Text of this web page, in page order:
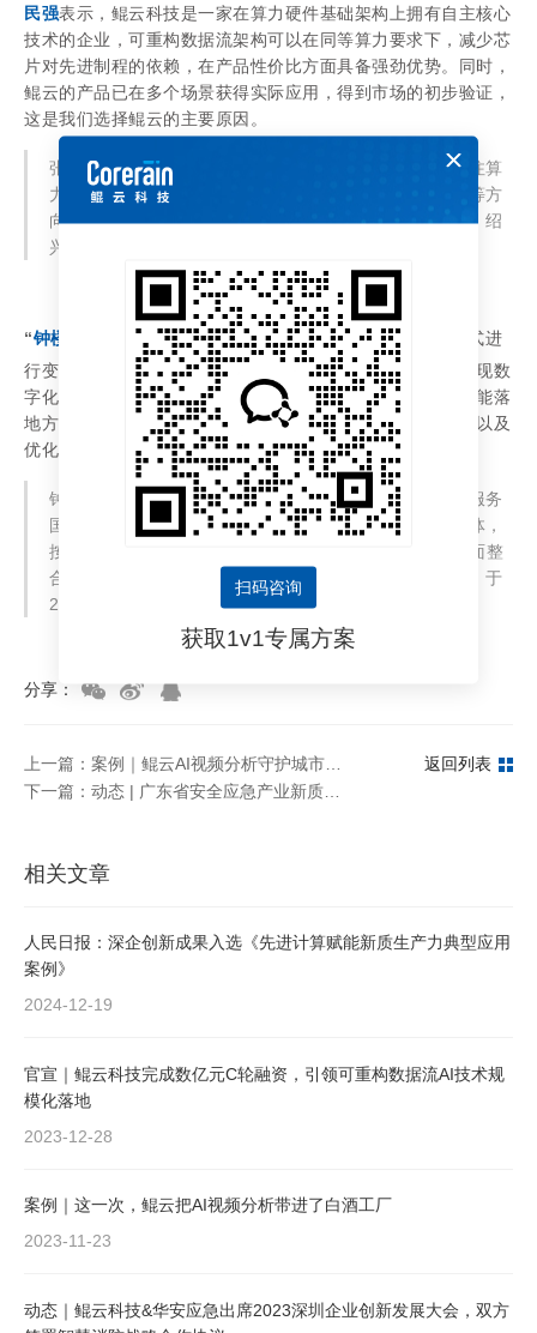
民强表示，鲲云科技是一家在算力硬件基础架构上拥有自主核心
技术的企业，可重构数据流架构可以在同等算力要求下，减少芯
片对先进制程的依赖，在产品性价比方面具备强劲优势。同时，
鲲云的产品已在多个场景获得实际应用，得到市场的初步验证，
这是我们选择鲲云的主要原因。
张科垚坤基金是一支定位数据产业的投资基金，主要关注算
力基础产品和基础设施、数据工具软件、数据行业应用等方
向。基金的出资人包括上海浦东产业母基金、张江集团、绍
兴柯桥转型升级产业基金、威盛上华和其他社会资本等。
“钟楼金控集团董事长严建东 表示，鲲云科技从底层计算方式进
行变革，从创新架构出发，挖掘数据价值，推动传统产业实现数
字化转型，更是在煤矿等封闭应用场景打造了完善的人工智能落
地方案，为钟楼区主导产业加快数字化改造，提高生产效率以及
优化产业结构提供有力支撑。
钟楼金控集团是一家立足钟楼、面向全国的综合性金融服务
国有独资公司。集团以常州瑞源创业投资有限公司为主体，
按照“体系化、专业化、规范化、市场化”的改革方向全面整
合、归集归并钟楼区属范围内国有金融资产、金融业务，于
2022 年 5 月正式揭牌成立，注册资本 50 亿元。
分享：
上一篇：案例｜鲲云AI视频分析守护城市生命线！华润燃气场站安全管理新模式上线
返回列表
相关文章
人民日报：深企创新成果入选《先进计算赋能新质生产力典型应用
案例》
2024-12-19
官宣｜鲲云科技完成数亿元C轮融资，引领可重构数据流AI技术规
模化落地
2023-12-28
案例｜这一次，鲲云把AI视频分析带进了白酒工厂
2023-11-23
动态｜鲲云科技&华安应急出席2023深圳企业创新发展大会，双方
扫码咨询
获取1v1专属方案